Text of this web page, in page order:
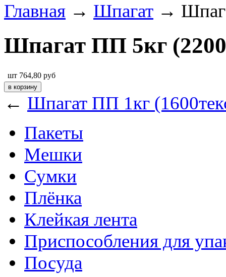
Главная → Шпагат →
Шпагат ПП 5кг
шт 764,80 руб
← Шпагат ПП 1кг
Пакеты
Мешки
Сумки
Плёнка
Клейкая лента
Приспособления для
Посуда